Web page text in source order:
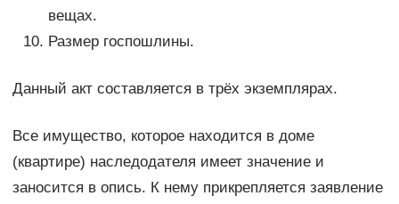
вещах.
Размер госпошлины.
Данный акт составляется в трёх экземплярах.
Все имущество, которое находится в доме
(квартире) наследодателя имеет значение и
заносится в опись. К нему прикрепляется заявление